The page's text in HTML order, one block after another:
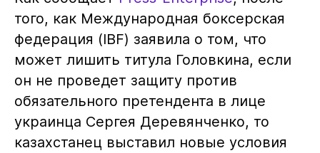
того, как Международная боксерская
федерация (IBF) заявила о том, что
может лишить титула Головкина, если
он не проведет защиту против
обязательного претендента в лице
украинца Сергея Деревянченко, то
казахстанец выставил новые условия